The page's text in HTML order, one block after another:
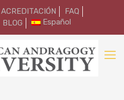
ACREDITACIÓN
FAQ
BLOG Español